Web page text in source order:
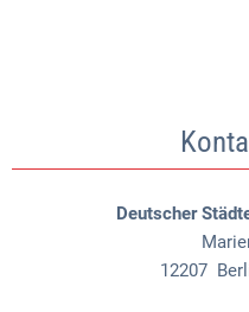
Deutscher
12207